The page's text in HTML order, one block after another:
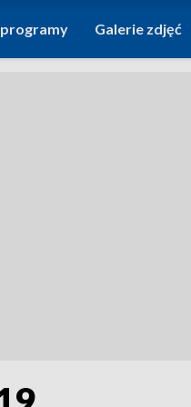
programy Galerie zdjęć